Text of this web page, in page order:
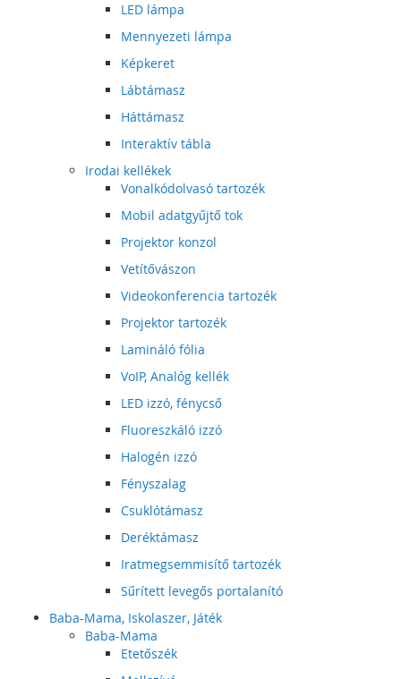
LED lámpa
Mennyezeti lámpa
Képkeret
Lábtámasz
Háttámasz
Interaktív tábla
Irodai kellékek
Vonalkódolvasó tartozék
Mobil adatgyűjtő tok
Projektor konzol
Vetítővászon
Videokonferencia tartozék
Projektor tartozék
Lamináló fólia
VoIP, Analóg kellék
LED izzó, fénycső
Fluoreszkáló izzó
Halogén izzó
Fényszalag
Csuklótámasz
Deréktámasz
Iratmegsemmisítő tartozék
Sűrített levegős portalanító
Baba-Mama, Iskolaszer, Játék
Baba-Mama
Etetőszék